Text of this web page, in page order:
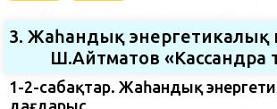
3. Жаһандық энергетикалық
Ш.Айтматов «Кассандра
1-2-сабақтар. Жаһандық
дағдарыс